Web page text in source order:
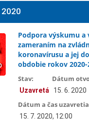
2020
Podpora výskumu a
zameraním na
koronavírusu a jej
obdobie rokov 2020-
Stav:
Uzavretá
Dátum
15. 6. 2020
Dátum a čas
15. 7. 2020, 12:00